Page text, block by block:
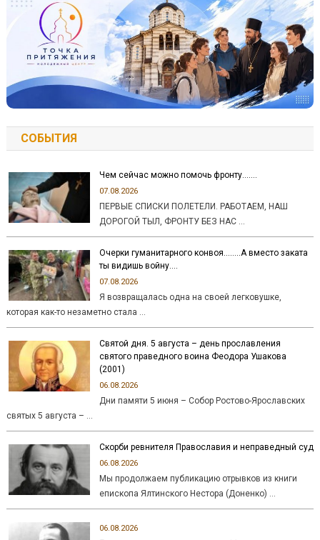
СОБЫТИЯ
Чем сейчас можно помочь фронту…….
07.08.2026
ПЕРВЫЕ СПИСКИ ПОЛЕТЕЛИ. РАБОТАЕМ, НАШ
ДОРОГОЙ ТЫЛ, ФРОНТУ БЕЗ НАС …
Очерки гуманитарного конвоя……..А вместо заката
ты видишь войну….
07.08.2026
Я возвращалась одна на своей легковушке,
которая как-то незаметно стала …
Святой дня. 5 августа – день прославления
святого праведного воина Феодора Ушакова
(2001)
06.08.2026
Дни памяти 5 июня – Собор Ростово-Ярославских
святых 5 августа – …
Скорби ревнителя Православия и неправедный суд
06.08.2026
Мы продолжаем публикацию отрывков из книги
епископа Ялтинского Нестора (Доненко) …
06.08.2026